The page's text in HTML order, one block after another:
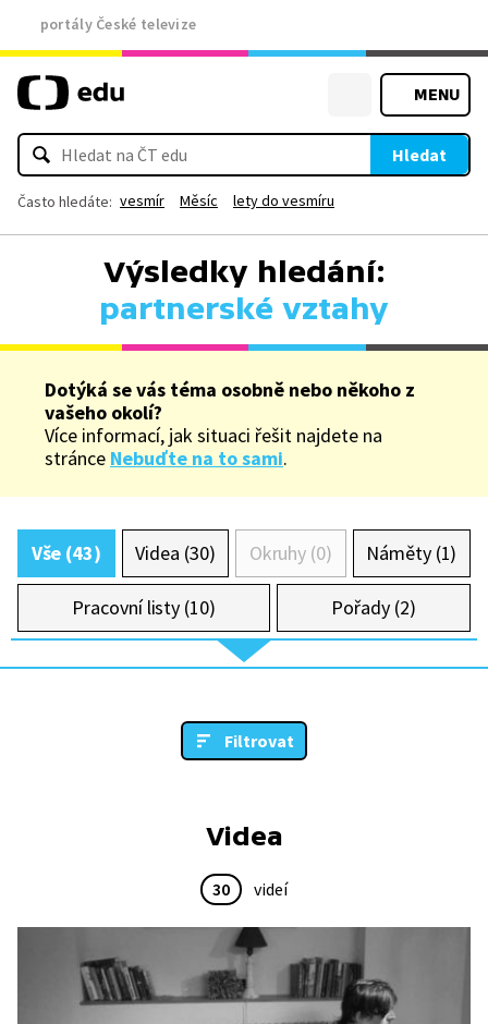
portály České televize
MENU
Hledat
Často hledáte: vesmír Měsíc lety do vesmíru
Výsledky hledání:
partnerské vztahy
Dotýká se vás téma osobně nebo někoho z
vašeho okolí?
Více informací, jak situaci řešit najdete na
stránce Nebuďte na to sami.
Vše (43) Videa (30) Okruhy (0) Náměty (1)
Pracovní listy (10) Pořady (2)
Filtrovat
Videa
30 videí